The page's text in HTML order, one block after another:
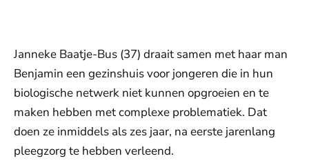
Janneke Baatje-Bus (37) draait samen met haar man
Benjamin een gezinshuis voor jongeren die in hun
biologische netwerk niet kunnen opgroeien en te
maken hebben met complexe problematiek. Dat
doen ze inmiddels als zes jaar, na eerste jarenlang
pleegzorg te hebben verleend.